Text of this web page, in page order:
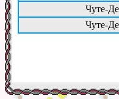
Чуте-
Чуте-